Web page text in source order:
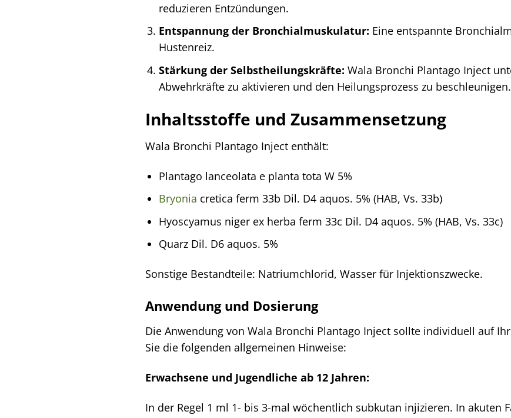
reduzieren Entzündungen.
Entspannung der Bronchialmuskulatur: Eine entspannte
Hustenreiz.
Stärkung der Selbstheilungskräfte: Wala Bronchi Plantago Inject
Abwehrkräfte zu aktivieren und den Heilungsprozess zu beschleunigen.
Inhaltsstoffe und Zusammensetzung
Wala Bronchi Plantago Inject enthält:
Plantago lanceolata e planta tota W 5%
Bryonia cretica ferm 33b Dil. D4 aquos. 5% (HAB, Vs. 33b)
Hyoscyamus niger ex herba ferm 33c Dil. D4 aquos. 5% (HAB, Vs. 33c)
Quarz Dil. D6 aquos. 5%
Sonstige Bestandteile: Natriumchlorid, Wasser für Injektionszwecke.
Anwendung und Dosierung
Die Anwendung von Wala Bronchi Plantago Inject sollte individuell auf
Sie die folgenden allgemeinen Hinweise:
Erwachsene und Jugendliche ab 12 Jahren:
In der Regel 1 ml 1- bis 3-mal wöchentlich subkutan injizieren. In akuten